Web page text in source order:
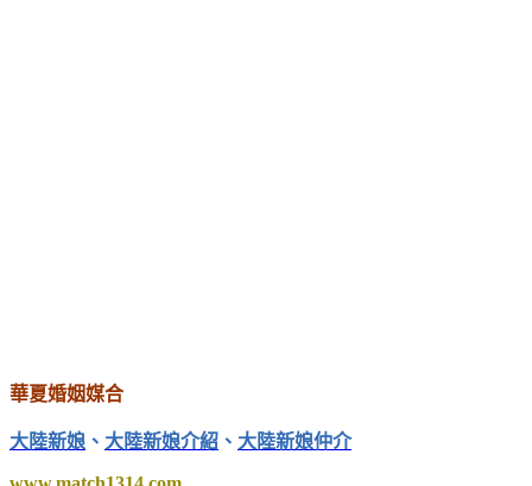
華夏婚姻媒合
大陸新娘 、 大陸新娘介紹 、 大陸新娘仲介